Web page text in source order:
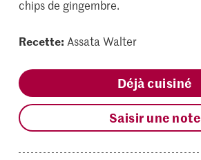
chips de gingembre.
Recette: Assata Walter
Déjà cuisiné
Saisir une note